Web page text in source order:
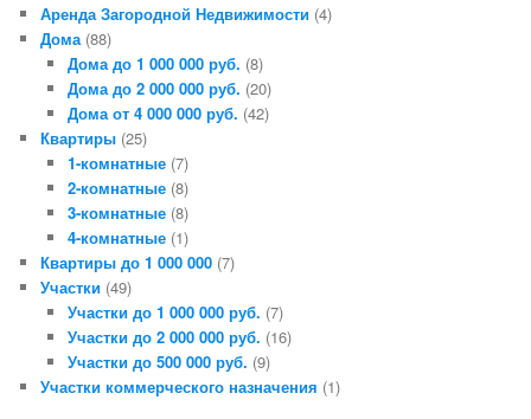
Аренда Загородной Недвижимости (4)
Дома (88)
Дома до 1 000 000 руб. (8)
Дома до 2 000 000 руб. (20)
Дома от 4 000 000 руб. (42)
Квартиры (25)
1-комнатные(7)
2-комнатные(8)
3-комнатные(8)
4-комнатные(1)
Квартиры до 1 000 000 (7)
Участки (49)
Участки до 1 000 000 руб. (7)
Участки до 2 000 000 руб. (16)
Участки до 500 000 руб. (9)
Участки коммерческого назначения (1)